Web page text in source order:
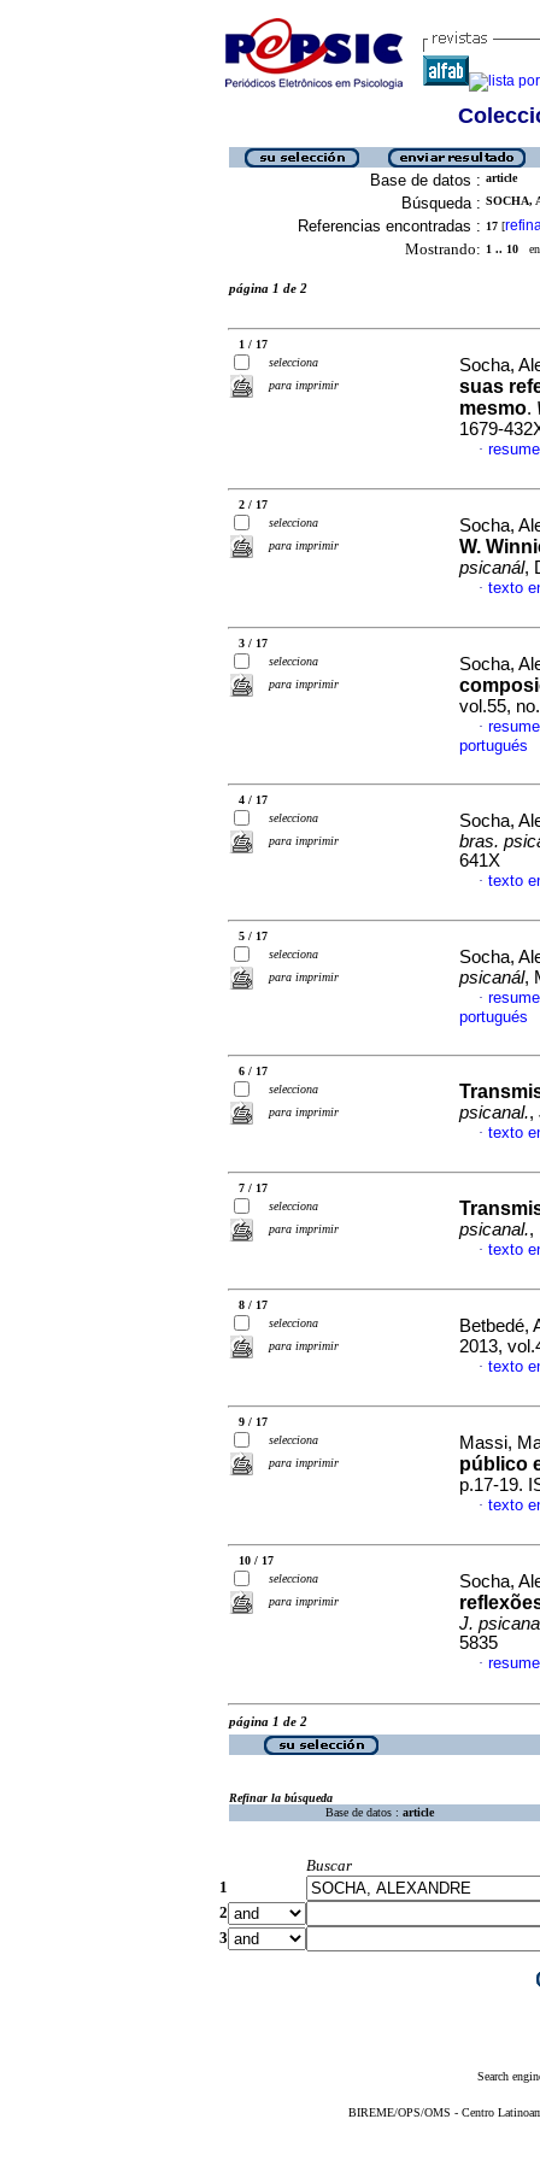
Base de datos : article
Búsqueda : SOCHA,
Referencias encontradas : 17 [
Mostrando: 1 .. 10 en
página 1 de 2
1 / 17
selecciona
para imprimir
Socha,
suas
mesmo.
1679-
·
2 / 17
selecciona
para imprimir
Socha,
W.
psicanál,
· texto
3 / 17
selecciona
para imprimir
Socha,
vol.55,
·
portugués
4 / 17
selecciona
para imprimir
Socha,
bras.
641X
· texto
5 / 17
selecciona
para imprimir
Socha,
psicanál,
·
portugués
6 / 17
selecciona
para imprimir
psicanal.,
· texto
7 / 17
selecciona
para imprimir
psicanal.,
· texto
8 / 17
selecciona
para imprimir
Betbedé,
2013,
· texto
9 / 17
selecciona
para imprimir
Massi,
público
p.17-19.
· texto
10 / 17
selecciona
para imprimir
Socha,
J.
5835
·
página 1 de 2
Refinar la búsqueda
Base de datos : article
Buscar
1
2
3
Search
BIREME/OPS/OMS - Centro